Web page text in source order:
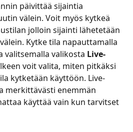
päivittää sijaintia
välein. Voit myös kytkeä
jolloin sijainti lähetetään
Kytke tila napauttamalla
valitsemalla valikosta Live-
voit valita, miten pitkäksi
kytketään käyttöön. Live-
merkittävästi enemmän
käyttää vain kun tarvitset